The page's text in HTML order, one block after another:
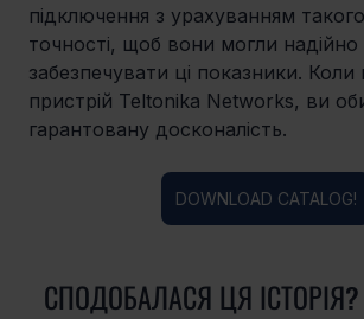
підключення з урахуванням
точності, щоб вони могли надійно
забезпечувати ці показники.
пристрій Teltonika Networks, ви
гарантовану досконалість.
DOWNLOAD CATALOG!
СПОДОБАЛАСЯ ЦЯ ІСТОРІЯ?